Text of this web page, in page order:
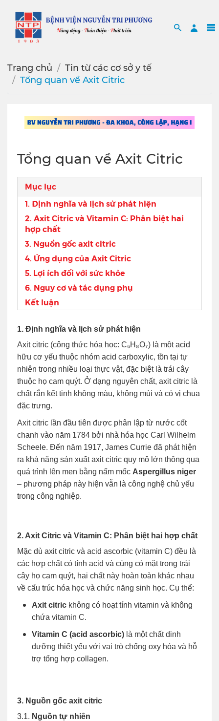
Search
Trang chủ
Tin từ các cơ sở y tế
Tổng quan về Axit Citric
Tổng quan về Axit Citric
Mục lục
1. Định nghĩa và lịch sử phát hiện
2. Axit Citric và Vitamin C: Phân biệt hai
hợp chất
3. Nguồn gốc axit citric
4. Ứng dụng của Axit Citric
5. Lợi ích đối với sức khỏe
6. Nguy cơ và tác dụng phụ
Kết luận
1. Định nghĩa và lịch sử phát hiện
Axit citric (công thức hóa học: C₆H₈O₇) là một acid
hữu cơ yếu thuộc nhóm acid carboxylic, tồn tại tự
nhiên trong nhiều loại thực vật, đặc biệt là trái cây
thuộc họ cam quýt. Ở dạng nguyên chất, axit citric là
chất rắn kết tinh không màu, không mùi và có vị chua
đặc trưng.
Axit citric lần đầu tiên được phân lập từ nước cốt
chanh vào năm 1784 bởi nhà hóa học Carl Wilhelm
Scheele. Đến năm 1917, James Currie đã phát hiện
ra khả năng sản xuất axit citric quy mô lớn thông qua
quá trình lên men bằng nấm mốc Aspergillus niger
– phương pháp này hiện vẫn là công nghệ chủ yếu
trong công nghiệp.
2. Axit Citric và Vitamin C: Phân biệt hai hợp chất
Mặc dù axit citric và acid ascorbic (vitamin C) đều là
các hợp chất có tính acid và cùng có mặt trong trái
cây họ cam quýt, hai chất này hoàn toàn khác nhau
về cấu trúc hóa học và chức năng sinh học. Cụ thể:
Axit citric không có hoạt tính vitamin và không
chứa vitamin C.
Vitamin C (acid ascorbic) là một chất dinh
dưỡng thiết yếu với vai trò chống oxy hóa và hỗ
trợ tổng hợp collagen.
3. Nguồn gốc axit citric
3.1. Nguồn tự nhiên